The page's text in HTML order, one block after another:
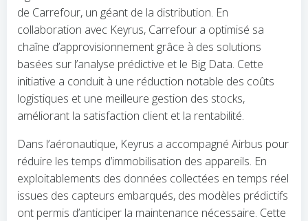
de Carrefour, un géant de la distribution. En
collaboration avec Keyrus, Carrefour a optimisé sa
chaîne d’approvisionnement grâce à des solutions
basées sur l’analyse prédictive et le Big Data. Cette
initiative a conduit à une réduction notable des coûts
logistiques et une meilleure gestion des stocks,
améliorant la satisfaction client et la rentabilité.
Dans l’aéronautique, Keyrus a accompagné Airbus pour
réduire les temps d’immobilisation des appareils. En
exploitablements des données collectées en temps réel
issues des capteurs embarqués, des modèles prédictifs
ont permis d’anticiper la maintenance nécessaire. Cette